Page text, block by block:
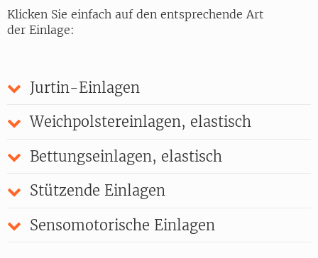
Klicken Sie einfach auf den entsprechende Art
der Einlage:
Jurtin-Einlagen
Weichpolstereinlagen, elastisch
Bettungseinlagen, elastisch
Stützende Einlagen
Sensomotorische Einlagen